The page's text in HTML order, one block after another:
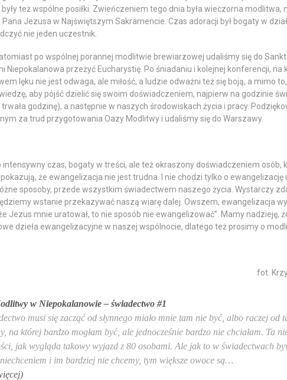
też wspólne posiłki. Zwieńczeniem tego dnia była wieczorna
Jezusa w Najświętszym Sakramencie. Czas adoracji był bogaty w
nie jeden uczestnik.
po wspólnej porannej modlitwie brewiarzowej udaliśmy się do
Niepokalanowa przeżyć Eucharystię. Po śniadaniu i kolejnej konferencji, na
lęku nie jest odwaga, ale miłość, a ludzie odważni też się boją, a mimo
aby pójść dzielić się swoim doświadczeniem, najpierw na godzinie
godzinę), a następnie w naszych środowiskach życia i pracy.
za trud przygotowania Oazy Modlitwy i udaliśmy się do Warszawy.
intensywny czas, bogaty w treści, ale też okraszony doświadczeniem osób,
że ewangelizacja nie jest trudna. I nie chodzi tylko o ewangelizację
sposoby, przede wszystkim świadectwem naszego życia. Wystarczy
wstanie przekazywać naszą wiarę dalej. Owszem, ewangelizacja
Jezus mnie uratował, to nie sposób nie ewangelizować”. Mamy nadzieję,
dzieła ewangelizacyjne w naszej wspólnocie, dlatego też prosimy o
fot.
w Niepokalanowie – świadectwo #1
musi się zacząć od słynnego miało mnie tam nie być, albo raczej od
na której bardzo mogłam być, ale jednocześnie bardzo nie chciałam. Ta
jak wygląda takowy wyjazd z 80 osobami. Ale jak to w świadectwach
i im bardziej nie chcemy, tym większe owoce są…